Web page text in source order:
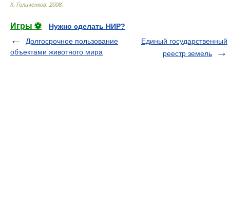
К. Голиченков 2008
Игры ⚽
Нужно сделать НИР?
Долгосрочное пользование
объектами животного мира
Единый государственный
реестр земель